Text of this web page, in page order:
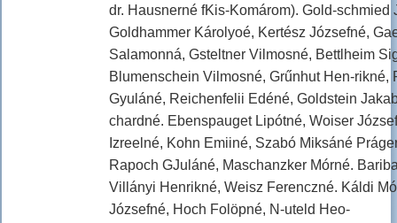
dr. Hausnerné fKis-Komárom). Gold-schmied
Goldhammer Károlyoé, Kertész Józsefné,
Salamonná, Gsteltner Vilmosné, Bettlheim
Blumenschein Vilmosné, Grűnhut Hen-rikné,
Gyuláné, Reichenfelii Edéné, Goldstein
chardné. Ebenspauget Lipótné, Woiser
Izreelné, Kohn Emiiné, Szabó Miksáné
Rapoch GJuláné, Maschanzker Mórné.
Villányi Henrikné, Weisz Ferenczné. Káldi
Józsefné, Hoch Folöpné, N-uteld Heo-